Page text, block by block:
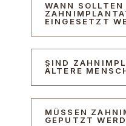
WANN SOLLTEN
EINGESETZT
SIND
ÄLTERE
MÜSSEN
GEPUTZT